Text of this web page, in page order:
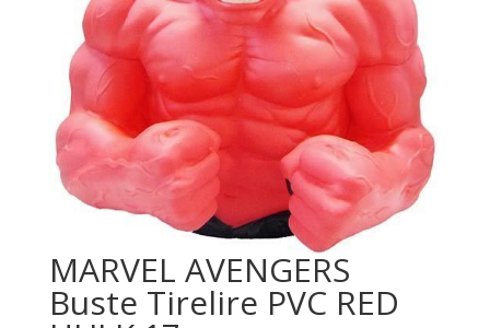
MARVEL AVENGERS
Buste Tirelire PVC RED